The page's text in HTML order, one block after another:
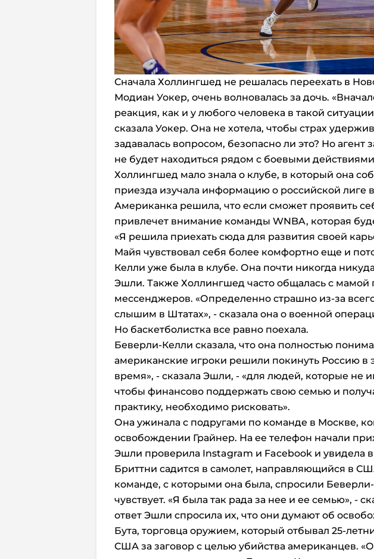
Сначала Холлингшед не решалась переехать в
Модиан Уокер, очень волновалась за дочь.
реакция, как и у любого человека в такой
сказала Уокер. Она не хотела, чтобы страх
задавалась вопросом, безопасно ли это? Но агент
не будет находиться рядом с боевыми
Холлингшед мало знала о клубе, в который она
приезда изучала информацию о российской лиге
Американка решила, что если сможет проявить
привлечет внимание команды WNBA, которая
«Я решила приехать сюда для развития своей
Майя чувствовал себя более комфортно еще и
Келли уже была в клубе. Она почти никогда
Эшли. Также Холлингшед часто общалась с мамой
мессенджеров. «Определенно страшно из-за
слышим в Штатах», - сказала она о военной
Но баскетболистка все равно поехала.
Беверли-Келли сказала, что она полностью
американские игроки решили покинуть Россию в
время», - сказала Эшли, - «для людей, которые не
чтобы финансово поддержать свою семью и
практику, необходимо рисковать».
Она ужинала с подругами по команде в Москве,
освобождении Грайнер. На ее телефон начали
Эшли проверила Instagram и Facebook и увидела
Бриттни садится в самолет, направляющийся в
команде, с которыми она была, спросили
чувствует. «Я была так рада за нее и ее семью», -
ответ Эшли спросила их, что они думают об
Бута, торговца оружием, который отбывал 25-
США за заговор с целью убийства американцев.